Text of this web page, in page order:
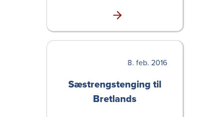
feb. 2016
Sæstrengstenging til
Bret­lands